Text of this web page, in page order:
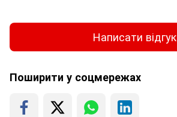
Написати відгук
Поширити у соцмережах